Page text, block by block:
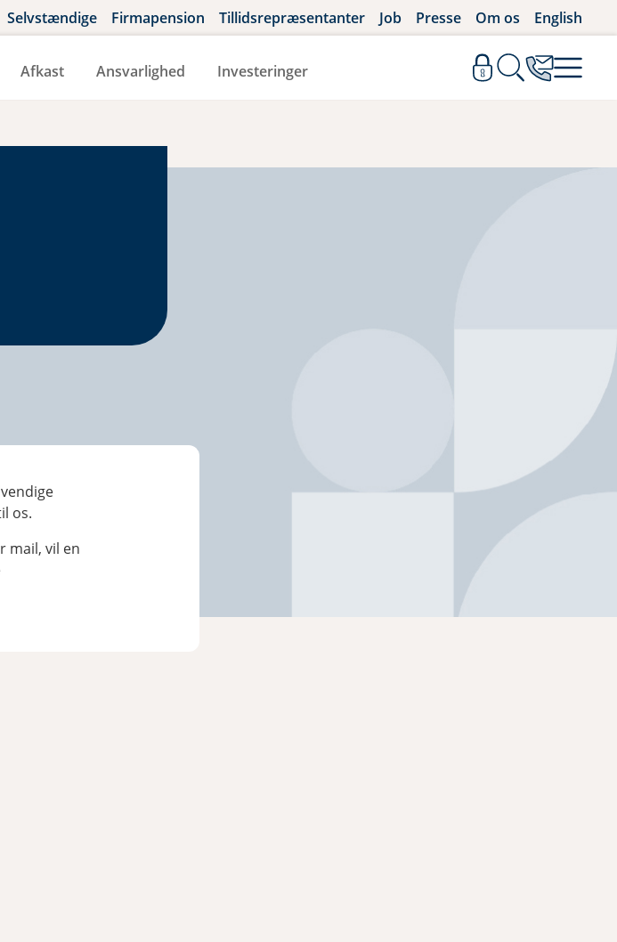
Selvstændige Firmapension Tillidsrepræsentanter Job Presse Om os English
Afkast Ansvarlighed Investeringer
os.
mail, vil en